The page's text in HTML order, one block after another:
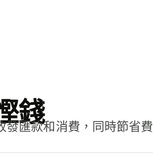
錢
匯款和消費，同時節省費